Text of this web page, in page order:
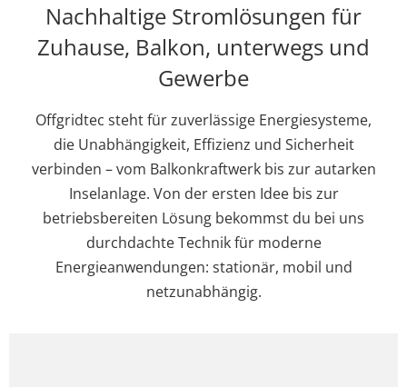
Nachhaltige Stromlösungen für
Zuhause, Balkon, unterwegs und
Gewerbe
Offgridtec steht für zuverlässige Energiesysteme,
die Unabhängigkeit, Effizienz und Sicherheit
verbinden – vom Balkonkraftwerk bis zur autarken
Inselanlage. Von der ersten Idee bis zur
betriebsbereiten Lösung bekommst du bei uns
durchdachte Technik für moderne
Energieanwendungen: stationär, mobil und
netzunabhängig.